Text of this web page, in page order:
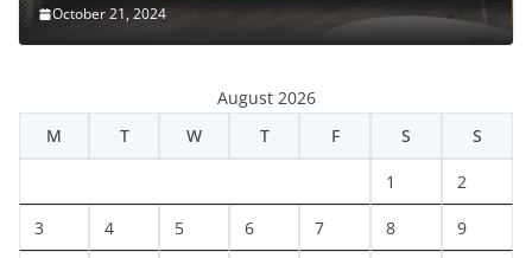
October 21, 2024
August 2026
M
T W T F S S
1 2
3 4 5 6 7 8 9